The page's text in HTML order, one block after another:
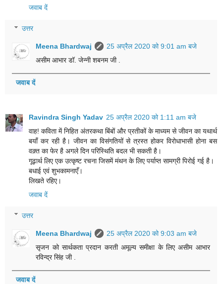
जवाब दें
उत्तर
Meena Bhardwaj
25 अप्रैल 2020 को 9:01 am बजे
असीम आभार डॉ. जेन्नी शबनम जी .
जवाब दें
Ravindra Singh Yadav 25 अप्रैल 2020 को 1:11 am बजे
वाह! कविता में निहित अंतरकथा बिंबों और प्रतीकों के माध्यम से जीवन का यथार्थ
बयाँ कर रही है। जीवन का विसंगतियों से त्रस्त होकर विरोधाभासी होना बस
वक़्त का फेर है अगले दिन परिस्थिति बदल भी सकती है।
गूढ़ार्थ लिए एक उत्कृष्ट रचना जिसमें मंथन के लिए पर्याप्त सामग्री पिरोई गई है।
बधाई एवं शुभकामनाएँ।
लिखते रहिए।
जवाब दें
उत्तर
Meena Bhardwaj
25 अप्रैल 2020 को 9:03 am बजे
सृजन को सार्थकता प्रदान करती अमूल्य समीक्षा के लिए असीम आभार
रविन्द्र सिंह जी .
जवाब दें